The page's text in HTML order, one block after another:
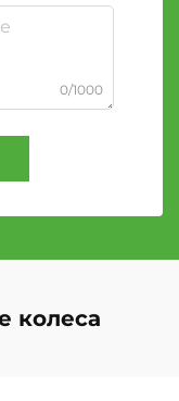
0/1000
колеса